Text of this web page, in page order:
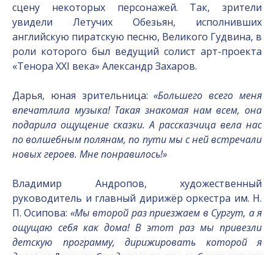
сцену некоторых персонажей. Так, зрители
увидели Летучих Обезьян, исполнивших
английскую пиратскую песню, Великого Гудвина, в
роли которого был ведущий солист арт-проекта
«Тенора ХХI века» Александр Захаров.
Дарья, юная зрительница:«Большего всего меня
впечатлила музыка! Такая знакомая нам всем, она
подарила ощущение сказки. А рассказчица вела нас
по волшебным полянам, по пути мы с ней встречали
новых героев. Мне понравилось!»
Владимир Андропов, художественный
руководитель и главный дирижёр оркестра им. Н.
П. Осипова: «Мы второй раз приезжаем в Сургут, а я
ощущаю себя как дома! В этот раз мы привезли
детскую программу, дирижировать которой я